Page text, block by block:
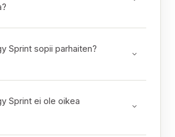
Sprint sopii parhaiten?
Sprint ei ole oikea